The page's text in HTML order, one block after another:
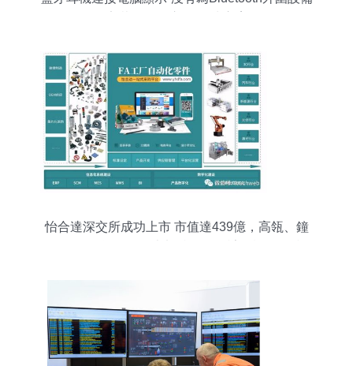
怡合達深交所成功上市 市值達439億，高瓴、鐘